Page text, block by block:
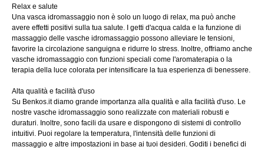
Relax e salute
Una vasca idromassaggio non è solo un luogo di relax, ma può anche
avere effetti positivi sulla tua salute. I getti d'acqua calda e la funzione di
massaggio delle vasche idromassaggio possono alleviare le tensioni,
favorire la circolazione sanguigna e ridurre lo stress. Inoltre, offriamo anche
vasche idromassaggio con funzioni speciali come l'aromaterapia o la
terapia della luce colorata per intensificare la tua esperienza di benessere.
Alta qualità e facilità d'uso
Su Benkos.it diamo grande importanza alla qualità e alla facilità d'uso. Le
nostre vasche idromassaggio sono realizzate con materiali robusti e
duraturi. Inoltre, sono facili da usare e dispongono di sistemi di controllo
intuitivi. Puoi regolare la temperatura, l'intensità delle funzioni di
massaggio e altre impostazioni in base ai tuoi desideri. Goditi i benefici di